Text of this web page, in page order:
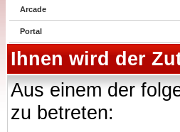
Arcade
Portal
Ihnen wird der
Aus einem der
zu betreten: